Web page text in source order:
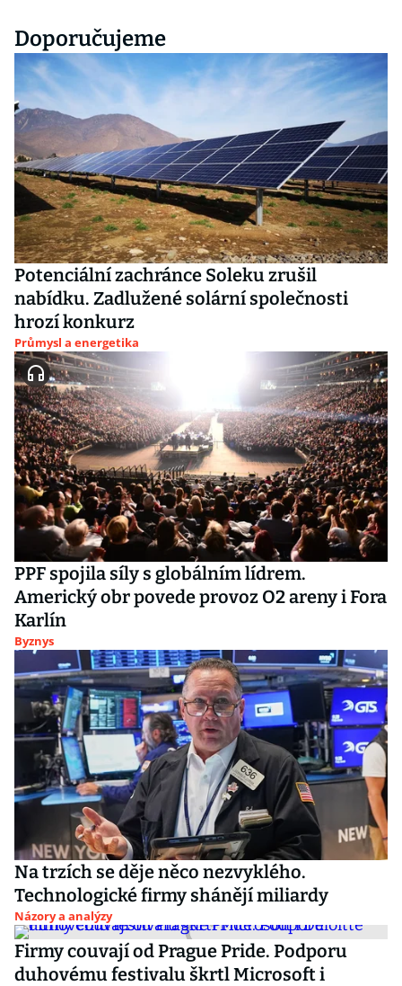
Doporučujeme
Potenciální zachránce Soleku zrušil
nabídku. Zadlužené solární společnosti
hrozí konkurz
Průmysl a energetika
PPF spojila síly s globálním lídrem.
Americký obr povede provoz O2 areny i Fora
Karlín
Byznys
Na trzích se děje něco nezvyklého.
Technologické firmy shánějí miliardy
Názory a analýzy
Firmy couvají od Prague Pride. Podporu
duhovému festivalu škrtl Microsoft i